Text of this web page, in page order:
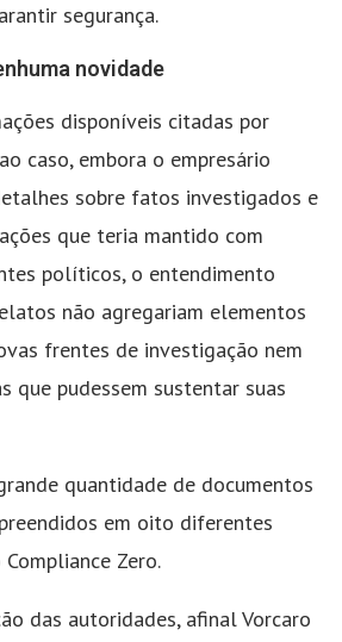
segurança.
novidade
disponíveis citadas por
caso, embora o empresário
sobre fatos investigados e
que teria mantido com
políticos, o entendimento
não agregariam elementos
frentes de investigação nem
que pudessem sustentar suas
quantidade de documentos
em oito diferentes
Zero.
das autoridades, afinal Vorcaro